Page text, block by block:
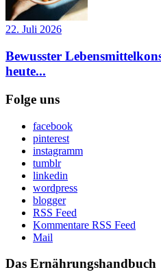
22. Juli 2026
Bewusster
heute...
Folge uns
facebook
pinterest
instagramm
tumblr
linkedin
wordpress
blogger
RSS Feed
Kommentare RSS Feed
Mail
Das Ernährungshandbuch